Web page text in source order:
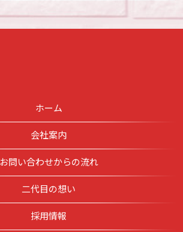
ホーム
会社案内
お問い合わせからの流れ
二代目の想い
採用情報